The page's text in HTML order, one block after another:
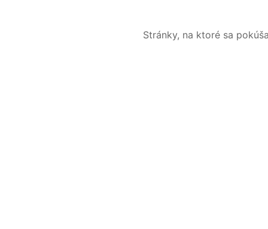
Stránky, na ktoré sa